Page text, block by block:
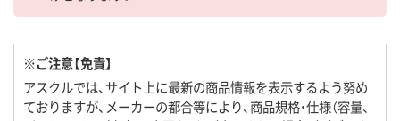
※ご注意【免責】
アスクルでは、サイト上に最新の商品情報を表示するよう努め
ておりますが、メーカーの都合等により、商品規格・仕様（容量、